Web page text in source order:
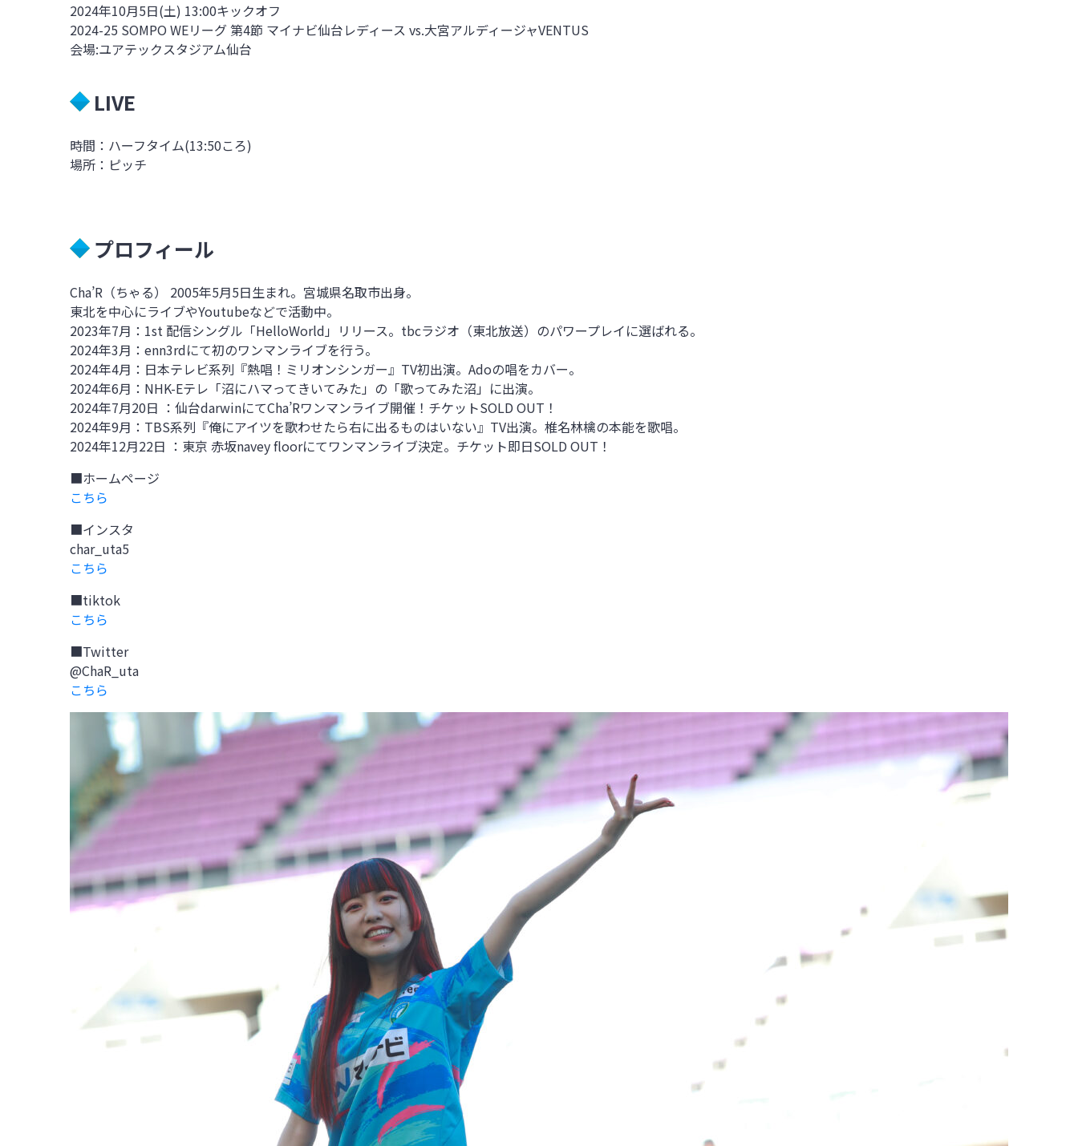
2024年10月5日(土) 13:00キックオフ
2024-25 SOMPO WEリーグ第4節 マイナビ仙台レディース vs.大宮アルディージャVENTUS
会場:ユアテックスタジアム仙台
LIVE
時間：ハーフタイム(13:50ころ)
場所：ピッチ
プロフィール
Cha’R （ちゃる） 2005年5月5日生まれ。宮城県名取市出身。
東北を中心にライブやYoutubeなどで活動中。
2023年7月： 1st 配信シングル「HelloWorld 」リリース。 tbcラジオ（東北放送）のパワープレイに選ばれる。
2024年3月： enn3rdにて初のワンマンライブを行う。
2024年4月：日本テレビ系列『熱唱！ミリオンシンガー』 TV初出演。 Adoの唱をカバー。
2024年6月：NHK-Eテレ「沼にハマってきいてみた」の「歌ってみた沼」に出演。
2024年7月20日 ：仙台darwinにてCha’Rワンマンライブ開催！チケットSOLD OUT！
2024年9月：TBS系列『俺にアイツを歌わせたら右に出るものはいない』TV出演。椎名林檎の本能を歌唱。
2024年12月22日 ：東京 赤坂navey floorにてワンマンライブ決定。チケット即日SOLD OUT！
■ホームページ
こちら
■インスタ
char_uta5
こちら
■tiktok
こちら
■Twitter
@ChaR_uta
こちら